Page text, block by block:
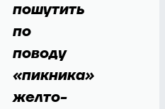
пошутить
по
поводу
«пикника»
желто-